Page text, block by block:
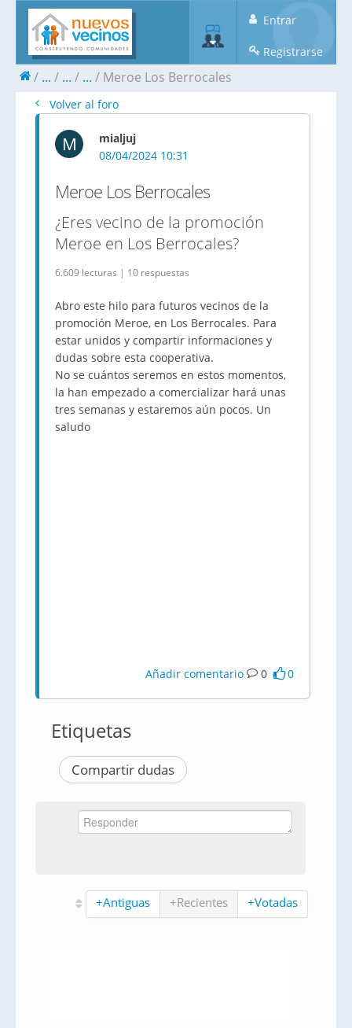
Entrar
Registrarse
... ... ... Meroe Los Berrocales
Volver al foro
M
mialjuj
08/04/2024 10:31
Meroe Los Berrocales
¿Eres vecino de la promoción
Meroe en Los Berrocales?
6.609 lecturas | 10 respuestas
Abro este hilo para futuros vecinos de la
promoción Meroe, en Los Berrocales. Para
estar unidos y compartir informaciones y
dudas sobre esta cooperativa.
No se cuántos seremos en estos momentos,
la han empezado a comercializar hará unas
tres semanas y estaremos aún pocos. Un
saludo
Añadir comentario 0 0
Etiquetas
Compartir dudas
+Antiguas +Recientes +Votadas